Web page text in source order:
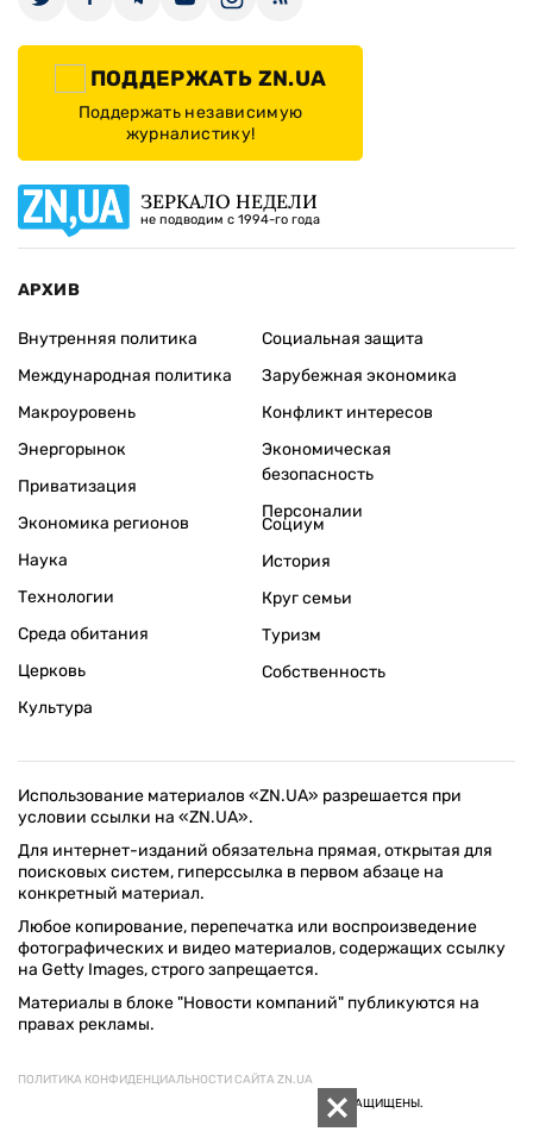
ПОДДЕРЖАТЬ ZN.UA
Поддержать независимую
журналистику!
ЗЕРКАЛО НЕДЕЛИ
не подводим с 1994-го года
АРХИВ
Внутренняя политика
Международная политика
Макроуровень
Энергорынок
Приватизация
Экономика регионов
Социальная защита
Зарубежная экономика
Конфликт интересов
Экономическая
безопасность
Персоналии
Наука
Технологии
Среда обитания
Церковь
Культура
Социум
История
Круг семьи
Туризм
Собственность
Использование материалов «ZN.UA» разрешается при
условии ссылки на «ZN.UA».
Для интернет-изданий обязательна прямая, открытая для
поисковых систем, гиперссылка в первом абзаце на
конкретный материал.
Любое копирование, перепечатка или воспроизведение
фотографических и видео материалов, содержащих ссылку
на Getty Images, строго запрещается.
Материалы в блоке "Новости компаний" публикуются на
правах рекламы.
ПОЛИТИКА КОНФИДЕНЦИАЛЬНОСТИ САЙТА ZN.UA
© 1994–2026 «ЗЕРКАЛО НЕДЕЛИ. УКРАИНА». ВСЕ ПРАВА ЗАЩИЩЕНЫ.